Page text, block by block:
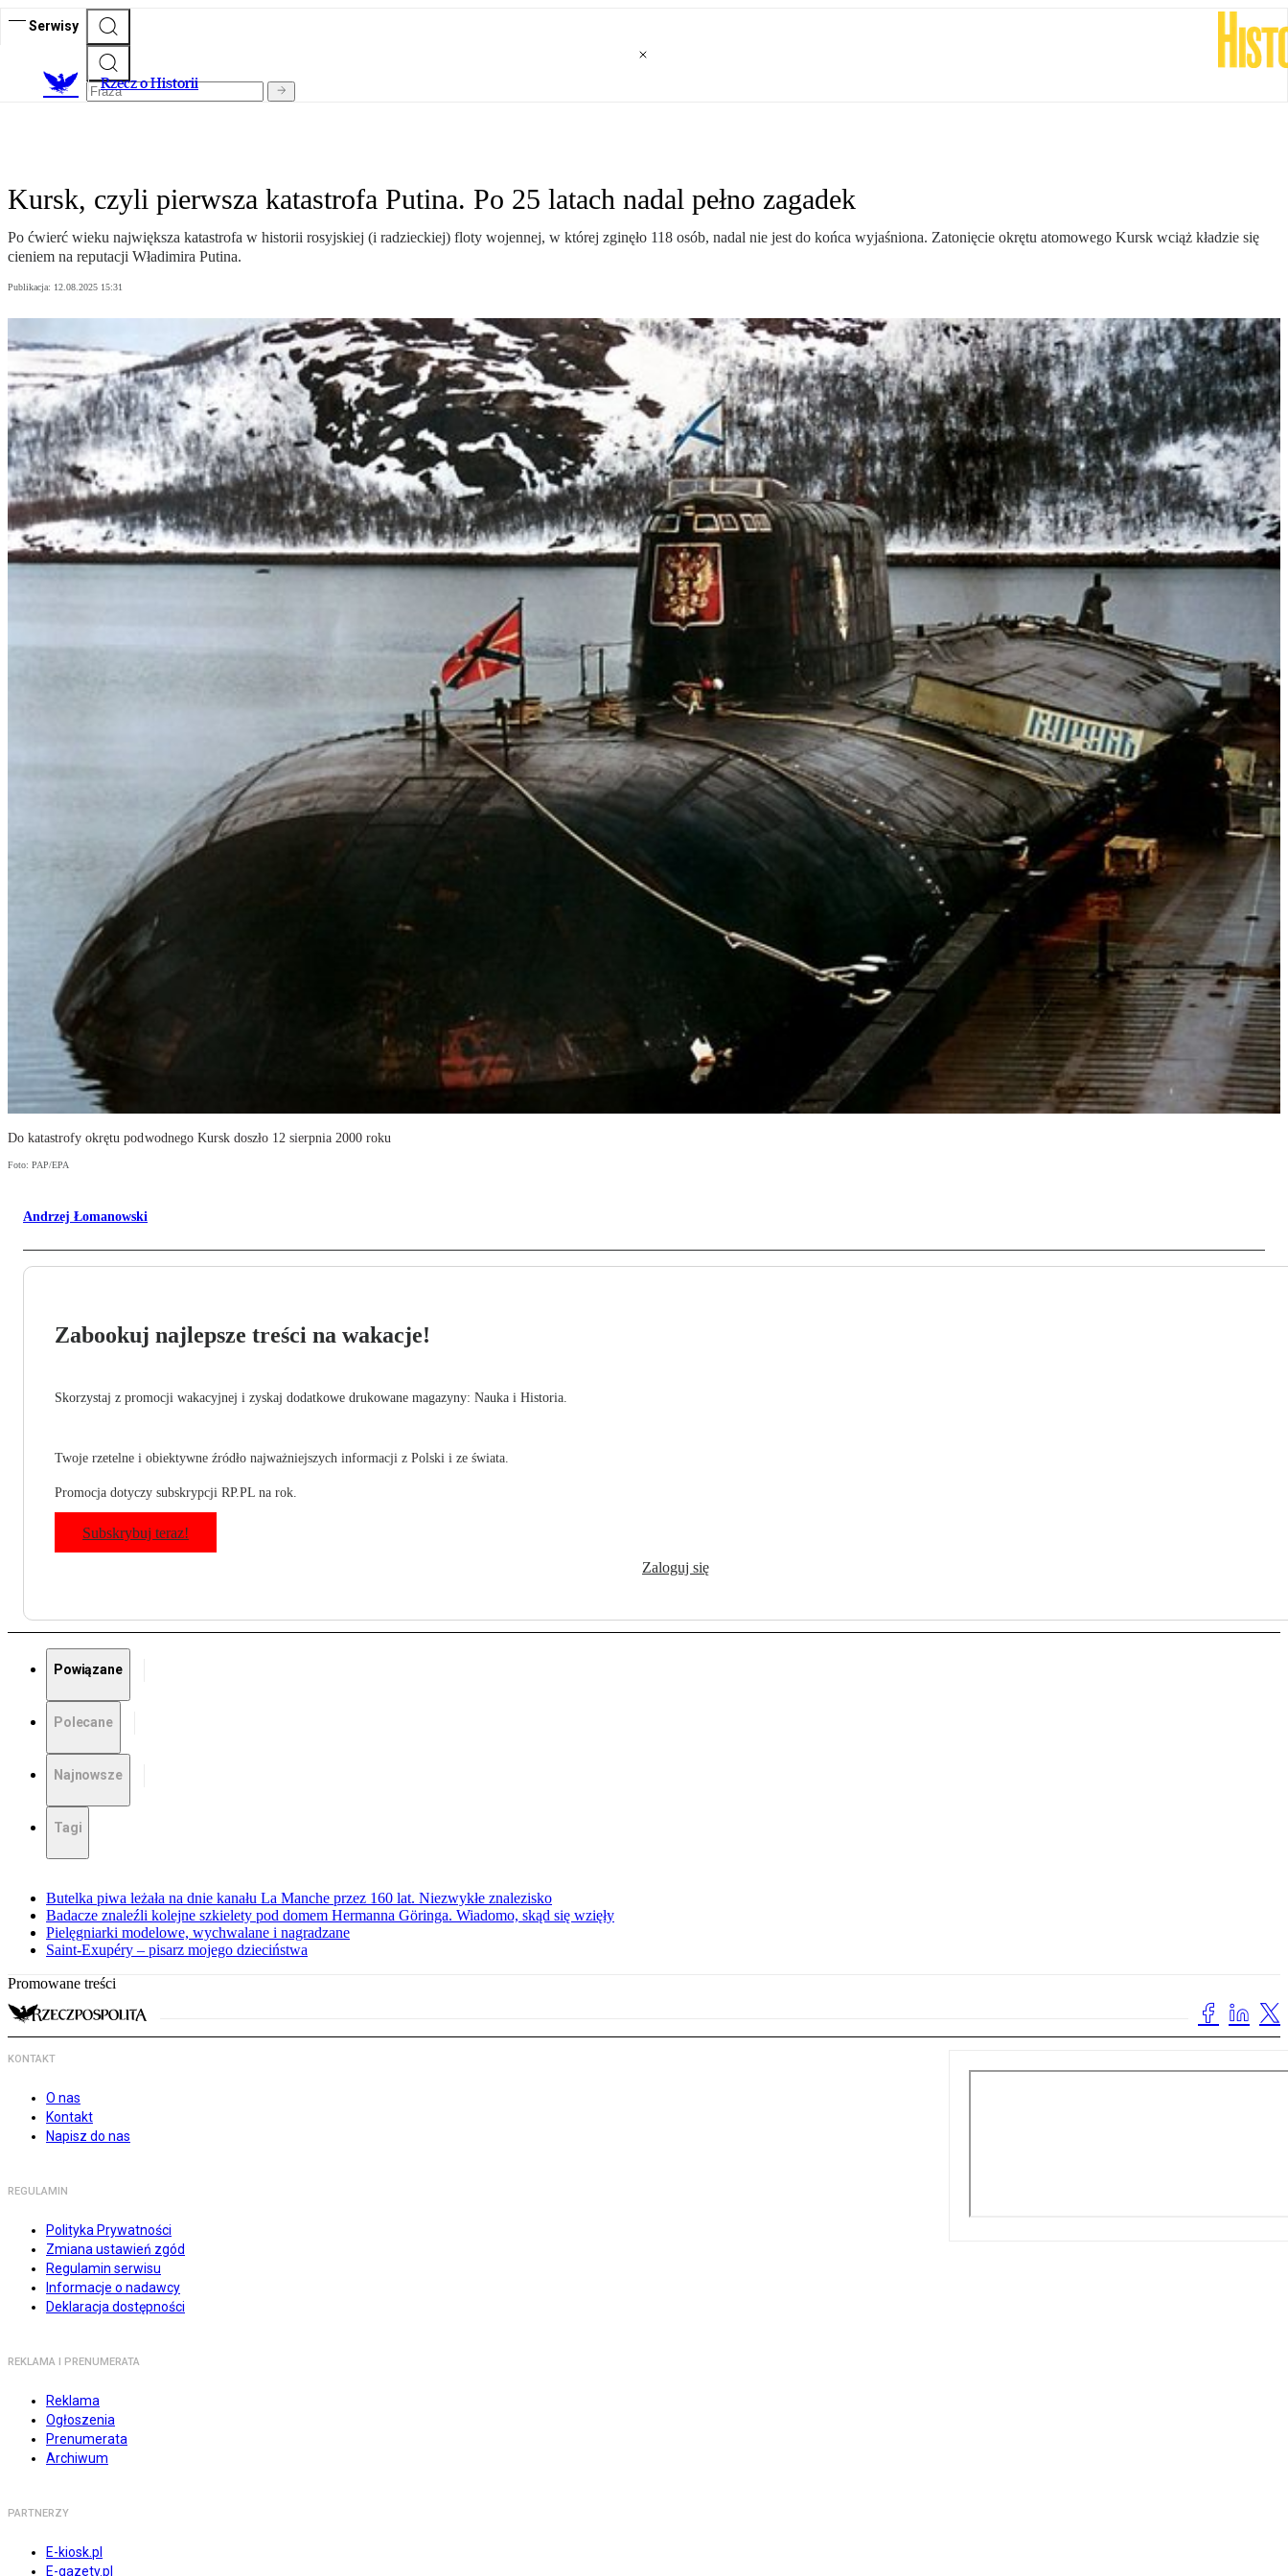
Serwisy
Rzecz o Historii
Kursk, czyli pierwsza katastrofa Putina. Po 25 latach nadal pełno zagadek
Po ćwierć wieku największa katastrofa w historii rosyjskiej (i radzieckiej) floty wojennej, w której zginęło 118 osób, nadal nie jest do końca wyjaśniona. Zatonięcie okrętu atomowego Kursk wciąż kładzie się
cieniem na reputacji Władimira Putina.
Publikacja: 12.08.2025 15:31
Do katastrofy okrętu podwodnego Kursk doszło 12 sierpnia 2000 roku
Foto: PAP/EPA
Andrzej Łomanowski
Zabookuj najlepsze treści na wakacje!
Skorzystaj z promocji wakacyjnej i zyskaj dodatkowe drukowane magazyny: Nauka i Historia.
Twoje rzetelne i obiektywne źródło najważniejszych informacji z Polski i ze świata.
Promocja dotyczy subskrypcji RP.PL na rok.
Subskrybuj teraz!
Zaloguj się
Powiązane
Polecane
Najnowsze
Tagi
Butelka piwa leżała na dnie kanału La Manche przez 160 lat. Niezwykłe znalezisko
Badacze znaleźli kolejne szkielety pod domem Hermanna Göringa. Wiadomo, skąd się wzięły
Pielęgniarki modelowe, wychwalane i nagradzane
Saint-Exupéry – pisarz mojego dzieciństwa
Promowane treści
KONTAKT
O nas
Kontakt
Napisz do nas
REGULAMIN
Polityka Prywatności
Zmiana ustawień zgód
Regulamin serwisu
Informacje o nadawcy
Deklaracja dostępności
REKLAMA I PRENUMERATA
Reklama
Ogłoszenia
Prenumerata
Archiwum
PARTNERZY
E-kiosk.pl
E-gazety.pl